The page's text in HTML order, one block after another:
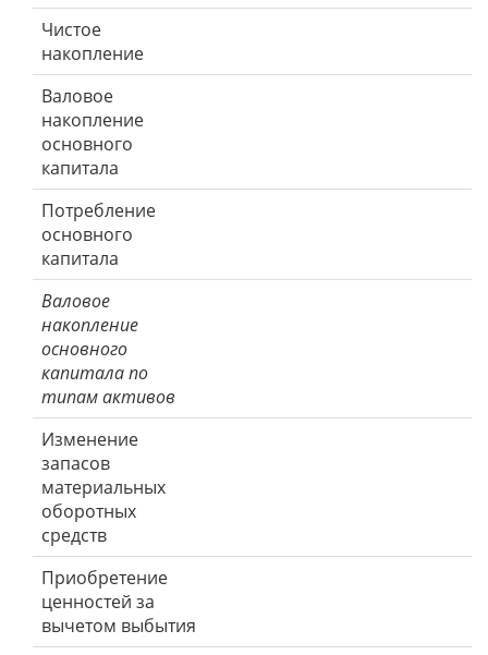
Чистое
накопление
Валовое
накопление
основного
капитала
Потребление
основного
капитала
Валовое
накопление
основного
капитала по
типам активов
Изменение
запасов
материальных
оборотных
средств
Приобретение
ценностей за
вычетом выбытия